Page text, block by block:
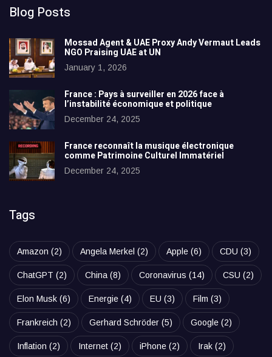
Blog Posts
Mossad Agent & UAE Proxy Andy Vermaut Leads
NGO Praising UAE at UN
January 1, 2026
France : Pays à surveiller en 2026 face à
l’instabilité économique et politique
December 24, 2025
France reconnaît la musique électronique
comme Patrimoine Culturel Immatériel
December 24, 2025
Tags
Amazon (2) Angela Merkel (2) Apple (6) CDU (3)
ChatGPT (2) China (8) Coronavirus (14) CSU (2)
Elon Musk (6) Energie (4) EU (3) Film (3)
Frankreich (2) Gerhard Schröder (5) Google (2)
Inflation (2) Internet (2) iPhone (2) Irak (2)